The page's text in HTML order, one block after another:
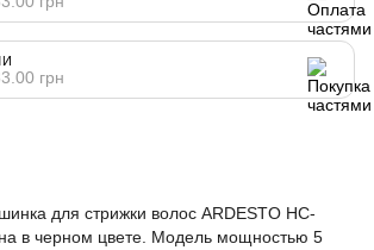
грн
для стрижки волос ARDESTO HC-
в черном цвете. Модель мощностью 5